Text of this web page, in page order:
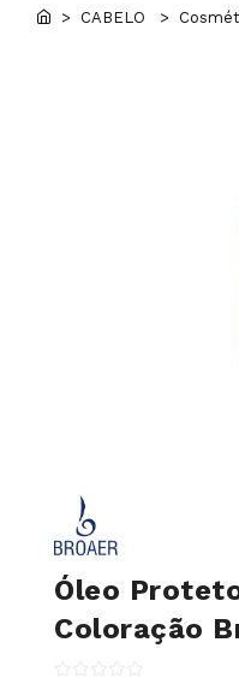
Professional
> CABELO >
Óleo
Coloração